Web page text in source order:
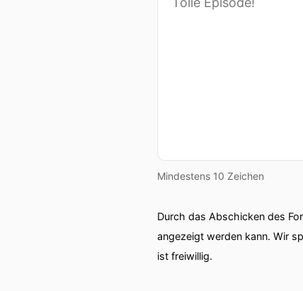
Mindestens 10 Zeichen
Durch das Abschicken des
angezeigt werden kann. Wir
ist freiwillig.